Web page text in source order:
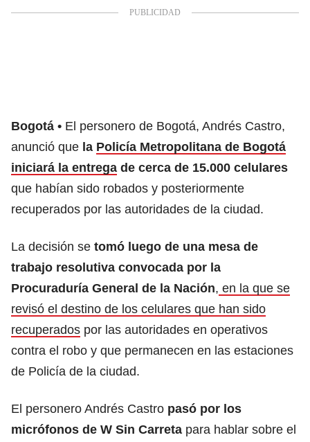
Bogotá
El personero de Bogotá, Andrés Castro,
anunció que la Policía Metropolitana de Bogotá
iniciará la entrega de cerca de 15.000 celulares
que habían sido robados y posteriormente
recuperados por las autoridades de la ciudad.
La decisión se tomó luego de una mesa de
trabajo resolutiva convocada por la
Procuraduría General de la Nación, en la que se
revisó el destino de los celulares que han sido
recuperados por las autoridades en operativos
contra el robo y que permanecen en las estaciones
de Policía de la ciudad.
El personero Andrés Castro pasó por los
micrófonos de W Sin Carreta para hablar sobre el